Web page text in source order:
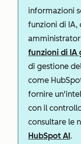
informazioni
funzioni di IA,
funzioni di IA
di gestione
come
fornire
con il
consultare le
HubSpot AI.